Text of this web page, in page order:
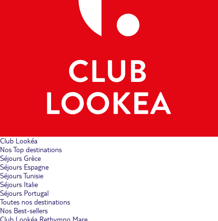
Club Lookéa
Nos Top destinations
Séjours Grèce
Séjours Espagne
Séjours Tunisie
Séjours Italie
Séjours Portugal
Toutes nos destinations
Nos Best-sellers